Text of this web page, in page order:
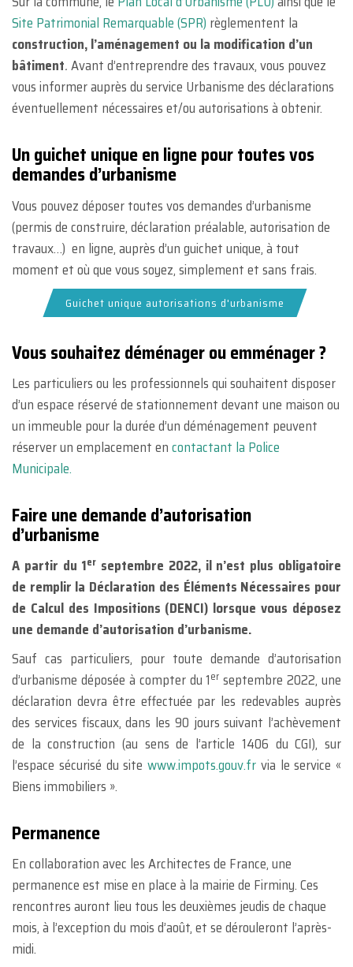
Site Patrimonial Remarquable (SPR) règlementent la
construction, l’aménagement ou la modification d’un
bâtiment.Avant d’entreprendre des travaux, vous pouvez
vous informer auprès du service Urbanisme des déclarations
éventuellement nécessaires et/ou autorisations à obtenir.
Un guichet unique en ligne pour toutes vos
demandes d’urbanisme
Vous pouvez déposer toutes vos demandes d’urbanisme
(permis de construire, déclaration préalable, autorisation de
travaux…) en ligne, auprès d’un guichet unique, à tout
moment et où que vous soyez, simplement et sans frais.
Guichet unique autorisations d'urbanisme
Vous souhaitez déménager ou emménager ?
Les particuliers ou les professionnels qui souhaitent disposer
d’un espace réservé de stationnement devant une maison ou
un immeuble pour la durée d’un déménagement peuvent
réserver un emplacement encontactant la Police
Municipale.
Faire une demande d’autorisation
d’urbanisme
A partir du 1er septembre 2022, il n’est plus obligatoire
de remplir la Déclaration des Éléments Nécessaires pour
de Calcul des Impositions (DENCI) lorsque vous déposez
une demande d’autorisation d’urbanisme.
Sauf cas particuliers, pour toute demande d’autorisation
d’urbanisme déposée à compter du 1er septembre 2022, une
déclaration devra être effectuée par les redevables auprès
des services fiscaux, dans les 90 jours suivant l’achèvement
de la construction (au sens de l’article 1406 du CGI), sur
l’espace sécurisé du site www.impots.gouv.fr via le service «
Biens immobiliers ».
Permanence
En collaboration avec les Architectes de France, une
permanence est mise en place à la mairie de Firminy. Ces
rencontres auront lieu tous les deuxièmes jeudis de chaque
mois, à l’exception du mois d’août, et se dérouleront l’après-
midi.